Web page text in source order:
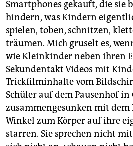
Smartphones gekauft, die sie
hindern, was Kindern
spielen, toben, schnitzen,
träumen. Mich gruselt es,
wie Kleinkinder neben ihren
Sekundentakt Videos mit
Trickfilminhalte vom
Schüler auf dem Pausenhof in
zusammengesunken mit dem
Winkel zum Körper auf ihre
starren. Sie sprechen nicht